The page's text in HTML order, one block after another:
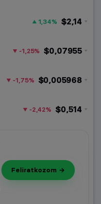
$2,14
1,34%
$0,07955
-1,25%
$0,005968
-1,75%
$0,514
-2,42%
Feliratkozom →